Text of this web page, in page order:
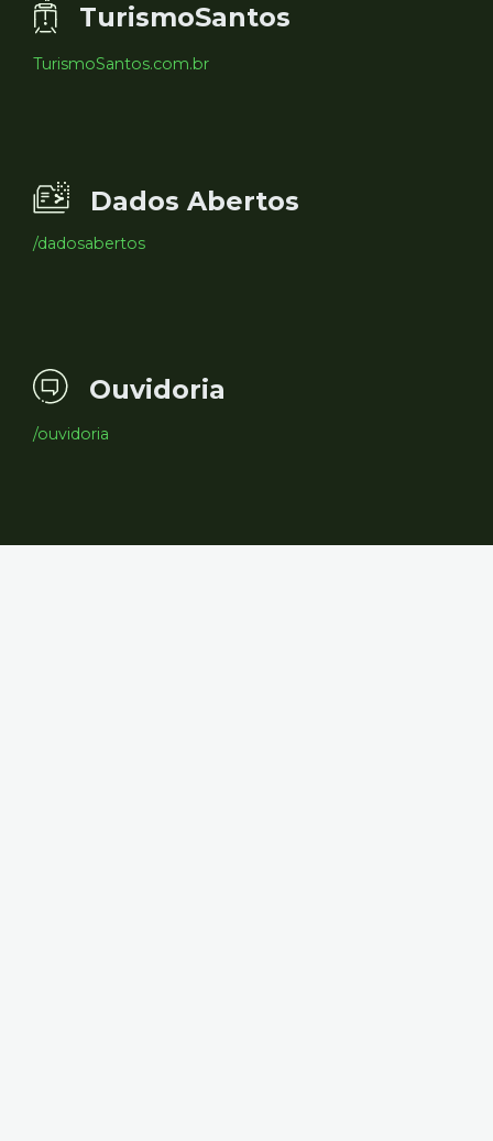
TurismoSantos
TurismoSantos.com.br
Dados Abertos
/dadosabertos
Ouvidoria
/ouvidoria